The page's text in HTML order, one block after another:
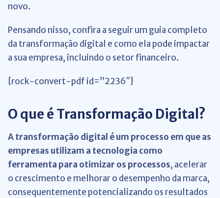
novo.
Pensando nisso, confira a seguir um guia completo
da transformação digital e como ela pode impactar
a sua empresa, incluindo o setor financeiro.
[rock-convert-pdf id=”2236″]
O que é Transformação Digital?
A transformação digital é um processo em que as
empresas utilizam a tecnologia como
ferramenta para otimizar os processos, acelerar
o crescimento e melhorar o desempenho da marca,
consequentemente potencializando os resultados